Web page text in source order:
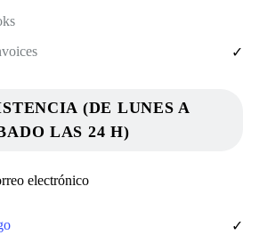
✓
(DE LUNES A
LAS 24 H)
electrónico
✓